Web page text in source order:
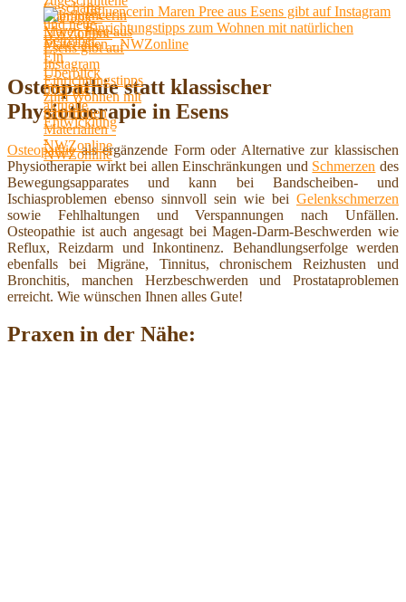
Influencerin Maren Pree aus Esens gibt auf Instagram
Einrichtungstipps zum Wohnen mit natürlichen
Materialien - NWZonline
Osteopathie statt klassischer
Physiotherapie in Esens
Osteopathieals ergänzende Form oder Alternative zur klassischen
Physiotherapie wirkt bei allen Einschränkungen und Schmerzen des
Bewegungsapparates und kann bei Bandscheiben- und
Ischiasproblemen ebenso sinnvoll sein wie bei Gelenkschmerzen
sowie Fehlhaltungen und Verspannungen nach Unfällen.
Osteopathie ist auch angesagt bei Magen-Darm-Beschwerden wie
Reflux, Reizdarm und Inkontinenz. Behandlungserfolge werden
ebenfalls bei Migräne, Tinnitus, chronischem Reizhusten und
Bronchitis, manchen Herzbeschwerden und Prostataproblemen
erreicht. Wie wünschen Ihnen alles Gute!
Praxen in der Nähe: